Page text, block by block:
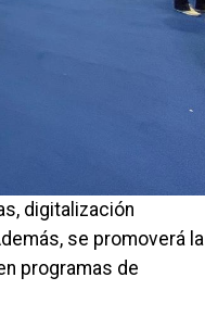
digitalización
se promoverá la
programas de